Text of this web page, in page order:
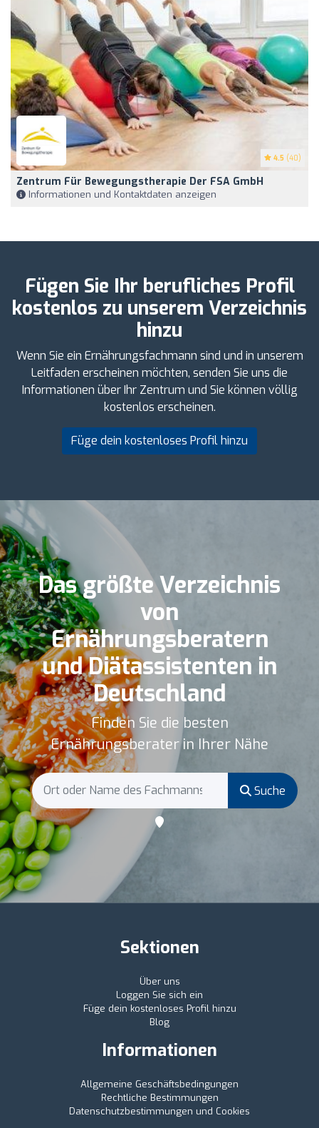
4.5 (40)
Zentrum Für Bewegungstherapie Der FSA GmbH
Informationen und Kontaktdaten anzeigen
Fügen Sie Ihr berufliches Profil
kostenlos zu unserem Verzeichnis
hinzu
Wenn Sie ein Ernährungsfachmann sind und in unserem
Leitfaden erscheinen möchten, senden Sie uns die
Informationen über Ihr Zentrum und Sie können völlig
kostenlos erscheinen.
Füge dein kostenloses Profil hinzu
Das größte Verzeichnis
von
Ernährungsberatern
und Diätassistenten in
Deutschland
Finden Sie die besten
Ernährungsberater in Ihrer Nähe
Suche
Sektionen
Über uns
Loggen Sie sich ein
Füge dein kostenloses Profil hinzu
Blog
Informationen
Allgemeine Geschäftsbedingungen
Rechtliche Bestimmungen
Datenschutzbestimmungen und Cookies